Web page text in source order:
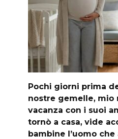
Pochi giorni prima
nostre gemelle, mio
vacanza con i suoi
tornò a casa, vide
bambine l’uomo